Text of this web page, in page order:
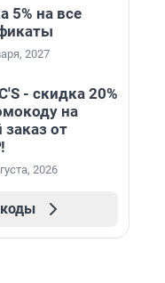
5% на все
2027
- скидка 20%
на
от
2026